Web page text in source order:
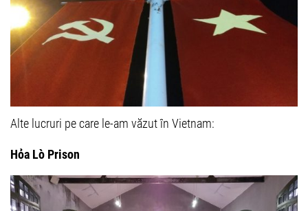
Alte lucruri pe care le-am văzut în Vietnam:
Hỏa Lò Prison